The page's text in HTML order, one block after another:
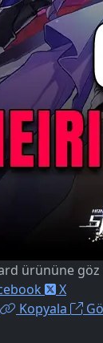
ürününe göz
X
Kopyala